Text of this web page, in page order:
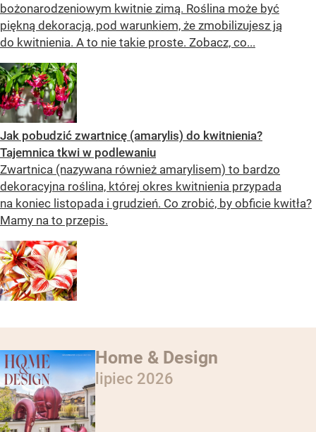
bożonarodzeniowym kwitnie zimą. Roślina może być
piękną dekoracją, pod warunkiem, że zmobilizujesz ją
do kwitnienia. A to nie takie proste. Zobacz, co...
Jak pobudzić zwartnicę (amarylis) do kwitnienia?
Tajemnica tkwi w podlewaniu
Zwartnica (nazywana również amarylisem) to bardzo
dekoracyjna roślina, której okres kwitnienia przypada
na koniec listopada i grudzień. Co zrobić, by obficie kwitła?
Mamy na to przepis.
Home & Design
lipiec 2026